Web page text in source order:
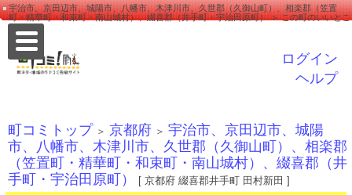
宇治市、京田辺市、城陽市、八幡市、木津川市、久世郡（久御山町）、相楽郡（笠置
町・精華町・和束町・南山城村）、綴喜郡（井手町・宇治田原町） ＞ この町のいいとこ
ろ！！
ログイン
ヘルプ
町コミトップ ＞ 京都府 ＞ 宇治市、京田辺市、城陽
市、八幡市、木津川市、久世郡（久御山町）、相楽郡
（笠置町・精華町・和束町・南山城村）、綴喜郡（井
手町・宇治田原町）
[ 京都府 綴喜郡井手町 田村新田 ]